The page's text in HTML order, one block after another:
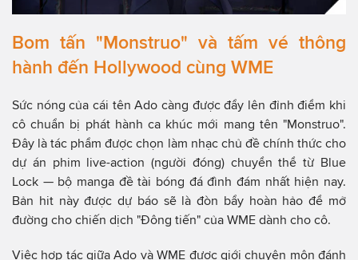
Bom tấn "Monstruo" và tấm vé thông
hành đến Hollywood cùng WME
Sức nóng của cái tên Ado càng được đẩy lên đỉnh điểm khi
cô chuẩn bị phát hành ca khúc mới mang tên "Monstruo".
Đây là tác phẩm được chọn làm nhạc chủ đề chính thức cho
dự án phim live-action (người đóng) chuyển thể từ Blue
Lock — bộ manga đề tài bóng đá đình đám nhất hiện nay.
Bản hit này được dự báo sẽ là đòn bẩy hoàn hảo để mở
đường cho chiến dịch "Đông tiến" của WME dành cho cô.
Việc hợp tác giữa Ado và WME được giới chuyên môn đánh